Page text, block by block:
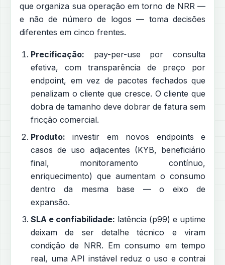
que organiza sua operação em torno de NRR —
e não de número de logos — toma decisões
diferentes em cinco frentes.
Precificação: pay-per-use por consulta
efetiva, com transparência de preço por
endpoint, em vez de pacotes fechados que
penalizam o cliente que cresce. O cliente que
dobra de tamanho deve dobrar de fatura sem
fricção comercial.
Produto: investir em novos endpoints e
casos de uso adjacentes (KYB, beneficiário
final, monitoramento contínuo,
enriquecimento) que aumentam o consumo
dentro da mesma base — o eixo de
expansão.
SLA e confiabilidade: latência (p99) e uptime
deixam de ser detalhe técnico e viram
condição de NRR. Em consumo em tempo
real, uma API instável reduz o uso e contrai